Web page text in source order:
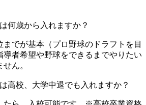
何歳から入れますか？
までが基本（プロ野球のドラフトを目
導者希望や野球をできるまでやりたい
ん。
高校、大学中退でも入れますか？